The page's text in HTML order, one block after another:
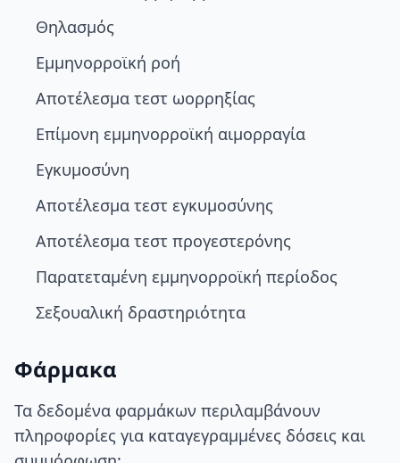
Θηλασμός
Εμμηνορροϊκή ροή
Αποτέλεσμα τεστ ωορρηξίας
Επίμονη εμμηνορροϊκή αιμορραγία
Εγκυμοσύνη
Αποτέλεσμα τεστ εγκυμοσύνης
Αποτέλεσμα τεστ προγεστερόνης
Παρατεταμένη εμμηνορροϊκή περίοδος
Σεξουαλική δραστηριότητα
Φάρμακα
Τα δεδομένα φαρμάκων περιλαμβάνουν
πληροφορίες για καταγεγραμμένες δόσεις και